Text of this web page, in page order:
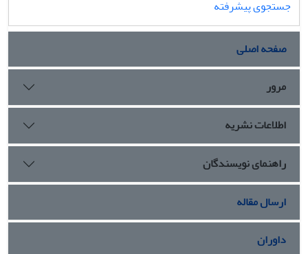
جستجوی پیشرفته
صفحه اصلی
مرور
اطلاعات نشریه
راهنمای نویسندگان
ارسال مقاله
داوران